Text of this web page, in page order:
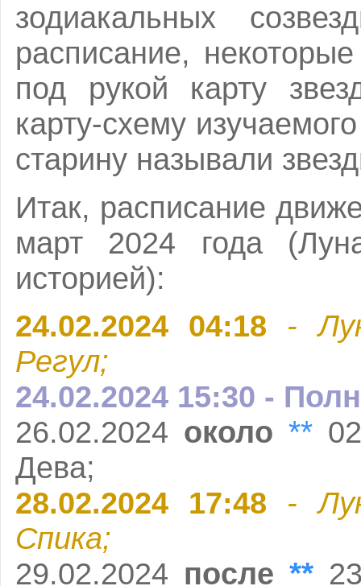
зодиакальных
расписание,
под рукой карту
карту-схему
старину называли
Итак, расписание
март 2024 года
историей):
24.02.2024 04:18 -
Регул;
24.02.2024 15:30 -
26.02.2024 около **
Дева;
28.02.2024 17:48 -
Спика;
29.02.2024 после **